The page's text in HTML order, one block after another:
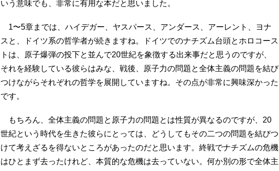
いう意味でも、非常に有用な本だと思いました。
1〜5章までは、ハイデガー、ヤスパース、アンダース、アーレント、ヨナ
スと、ドイツ系の哲学者が続きますね。ドイツでのナチズム台頭とホロコース
トは、原子爆弾の投下と並んで20世紀を象徴する出来事だと思うのですが、
それを経験している彼らはみな、戦後、原子力の問題と全体主義の問題を結び
つけながらそれぞれの哲学を展開していますね。その点が非常に興味深かった
です。
もちろん、全体主義の問題と原子力の問題とは性質が異なるのですが、20
世紀という時代を生きた彼らにとっては、どうしてもその二つの問題を結びつ
けて考えざるを得ないところがあったのだと思います。終戦でナチズムの危機
はひとまず去ったけれど、本質的な危機は去っていない。何か別の形で全体主